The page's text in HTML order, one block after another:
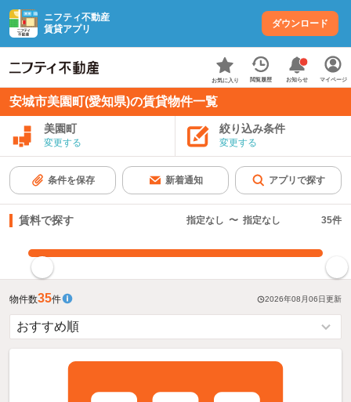
ニフティ不動産
賃貸アプリ
ダウンロード
お気に入り 閲覧履歴 お知らせ マイページ
安城市美園町(愛知県)の賃貸物件一覧
美園町
変更する
絞り込み条件
変更する
条件を保存 新着通知 アプリで探す
賃料で探す 指定なし 〜 指定なし 35件
物件数35件 2026年08月06日更新